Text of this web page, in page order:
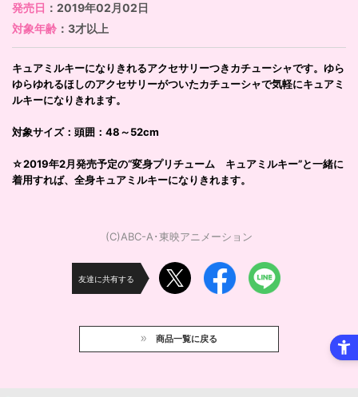
発売日 ：2019年02月02日
対象年齢 ：3才以上
キュアミルキーになりきれるアクセサリーつきカチューシャです。ゆら
ゆらゆれるほしのアクセサリーがついたカチューシャで気軽にキュアミ
ルキーになりきれます。
対象サイズ：頭囲：48～52cm
☆2019年2月発売予定の“変身プリチューム キュアミルキー”と一緒に
着用すれば、全身キュアミルキーになりきれます。
(C)ABC-A･東映アニメーション
友達に共有する
商品一覧に戻る